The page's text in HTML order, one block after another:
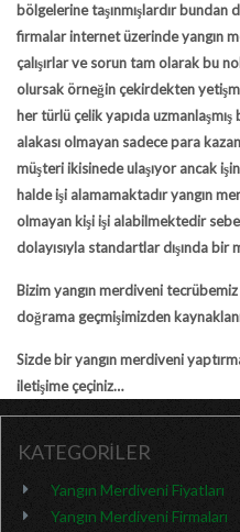
bölgelerine taşınmışlardır bundan
firmalar internet üzerinde yangın
çalışırlar ve sorun tam olarak bu
olursak örneğin çekirdekten
her türlü çelik yapıda
alakası olmayan sadece para
müşteri ikisinede ulaşıyor ancak
halde işi alamamaktadır yangın
olmayan kişi işi alabilmektedir
dolayısıyla standartlar dışında bir
Bizim yangın merdiveni
doğrama geçmişimizden
Sizde bir yangın merdiveni
iletişime çeçiniz…
KATEGORİLER
Yangın Merdiveni Fiyatları
Yangın Merdiveni Firmaları